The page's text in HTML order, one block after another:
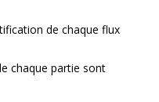
de chaque flux
chaque partie sont